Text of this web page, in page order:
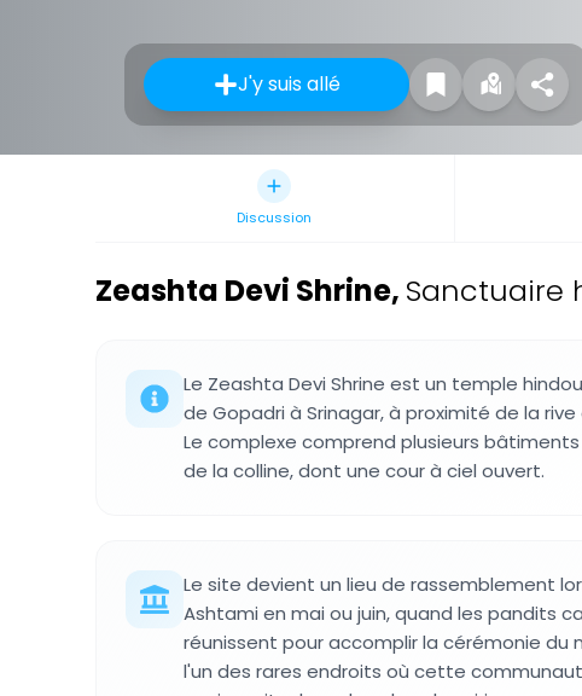
J'y suis allé
Discussion
Zeashta Devi Shrine, Sanctuaire
Le Zeashta Devi Shrine est un temple
de Gopadri à Srinagar, à proximité de la
Le complexe comprend plusieurs
de la colline, dont une cour à ciel ouvert.
Le site devient un lieu de rassemblement
Ashtami en mai ou juin, quand les pandits
réunissent pour accomplir la cérémonie du
l'un des rares endroits où cette